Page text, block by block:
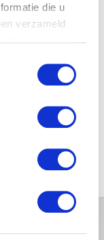
die u
verzameld
WORDT NA JE
VAN EEN